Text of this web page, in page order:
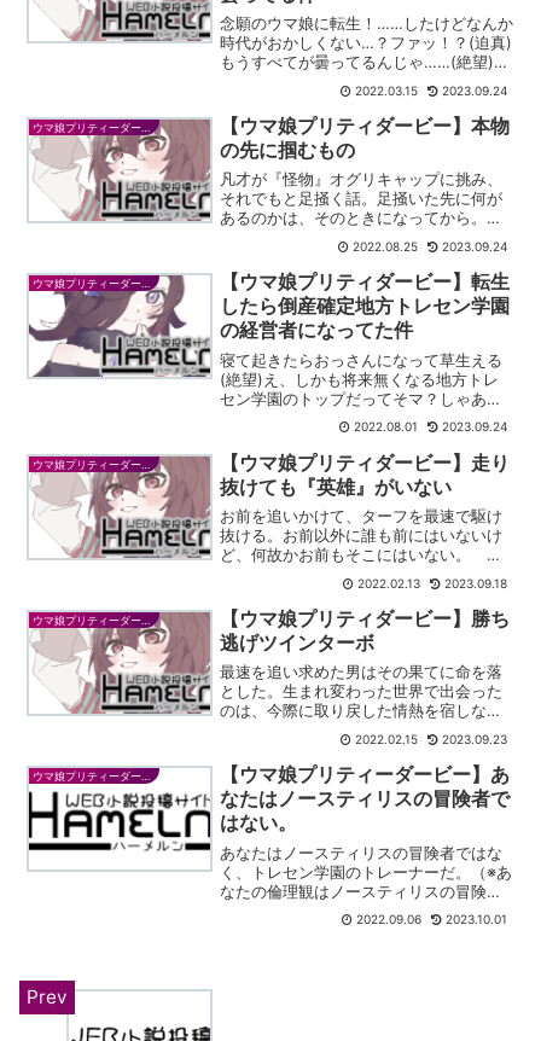
念願のウマ娘に転生！……したけどなんか
時代がおかしくない…？ファッ！？(迫真)
もうすべてが曇ってるんじゃ……(絶望)こ
いとやっていけない(意味深)TS転生を果
たした外見ウマ娘中身男のトレーナー
が、時代に抗...
2022.03.15 2023.09.24
【ウマ娘プリティダービー】本物
の先に掴むもの
凡才が『怪物』オグリキャップに挑み、
それでもと足掻く話。足掻いた先に何が
あるのかは、そのときになってから。う
だつの上がらないヒトが馬に転生。その
後更にウマ娘へ。ハーメルンではよくあ
る何番煎じか。競走馬編もウマ娘編も、
オリ主はぶっちゃけ「まあ...
2022.08.25 2023.09.24
ウマ娘プリティーダービー
【ウマ娘プリティダービー】転生
したら倒産確定地方トレセン学園
の経営者になってた件
寝て起きたらおっさんになって草生える
(絶望)え、しかも将来無くなる地方トレ
セン学園のトップだってそマ？しゃあね
ぇ！未来知識フル活用してなんとかする
しかねぇ！！※迫りくる確定申告！増える
赤字！減る黒字！そんな超ピンチな状況
から、未来知識を生か...
2022.08.01 2023.09.24
【ウマ娘プリティダービー】走り
抜けても『英雄』がいない
お前を追いかけて、ターフを最速で駆け
抜ける。お前以外に誰も前にはいないけ
ど、何故かお前もそこにはいない。 な
番近い馬がお前なら、お前に一番近い馬
だった俺は、一体何なんだ？ ──ディー
プインパクトに成り代わ...
2022.02.13 2023.09.18
【ウマ娘プリティダービー】勝ち
逃げツインターボ
最速を追い求めた男はその果てに命を落
とした。生まれ変わった世界で出会った
のは、今際に取り戻した情熱を宿しなが
らも埋もれつつある小さな――ウマ娘。
名をツインターボ。のちに誰も成し得な
かった最速を戴く、唯一抜きんでて並ぶ
もの無きウマ娘である。※...
2022.02.15 2023.09.23
ウマ娘プリティーダービー
【ウマ娘プリティーダービー】あ
なたはノースティリスの冒険者で
はない。
あなたはノースティリスの冒険者ではな
く、トレセン学園のトレーナーだ。（※あ
なたの倫理観はノースティリスの冒険者
だ。故に殺害・暴力・窃盗・税金滞納・
核攻撃・仲間＝ペット・下着の投擲とい
2022.09.06 2023.10.01